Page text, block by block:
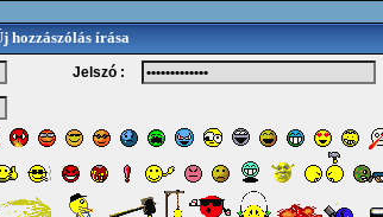
hozzászólás írása
Jelszó :